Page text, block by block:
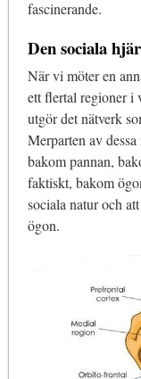
fascinerande.
Den sociala
När vi möter en
ett flertal regioner i
utgör det nätverk
Merparten av
bakom pannan,
faktiskt, bakom
sociala natur och
ögon.